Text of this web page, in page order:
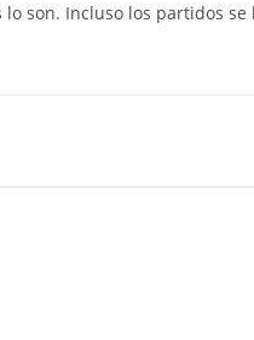
son. Incluso los partidos